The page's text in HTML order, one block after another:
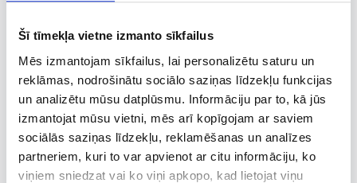
Šī tīmekļa vietne izmanto sīkfailus
Mēs izmantojam sīkfailus, lai personalizētu saturu un
reklāmas, nodrošinātu sociālo saziņas līdzekļu funkcijas
un analizētu mūsu datplūsmu. Informāciju par to, kā jūs
izmantojat mūsu vietni, mēs arī kopīgojam ar saviem
sociālās saziņas līdzekļu, reklamēšanas un analīzes
partneriem, kuri to var apvienot ar citu informāciju, ko
viņiem sniedzat vai ko viņi apkopo, kad lietojat viņu